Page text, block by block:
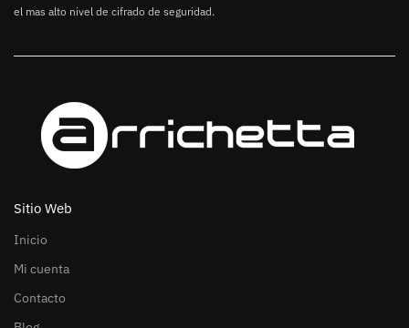
el mas alto nivel de cifrado de seguridad.
Sitio Web
Inicio
Mi cuenta
Contacto